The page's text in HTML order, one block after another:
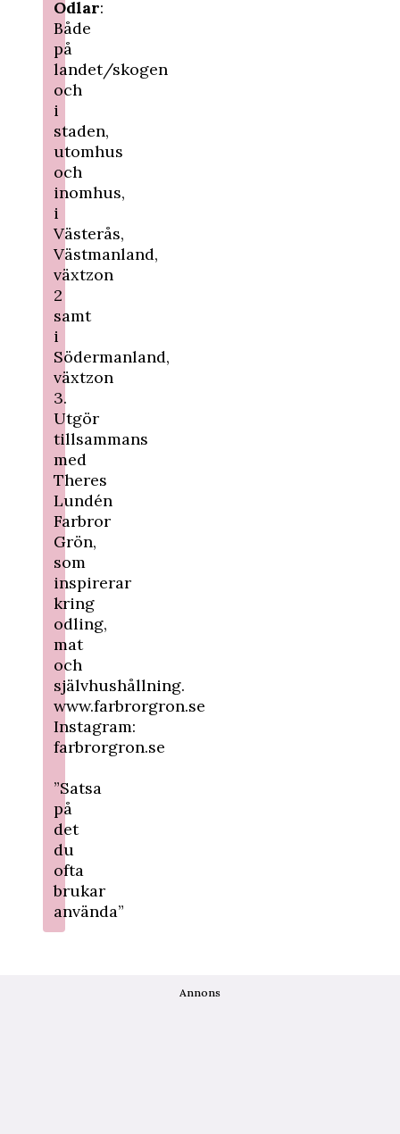
Odlar:
Både
på
landet/skogen
och
i
staden,
utomhus
och
inomhus,
i
Västerås,
Västmanland,
växtzon
2
samt
i
Södermanland,
växtzon
3.
Utgör
tillsammans
med
Theres
Lundén
Farbror
Grön,
som
inspirerar
kring
odling,
mat
och
självhushållning.
www.farbrorgron.se
Instagram:
farbrorgron.se
”Satsa
på
det
du
ofta
brukar
använda”
Annons